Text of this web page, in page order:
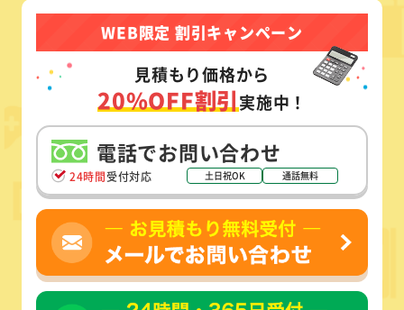
WEB限定 割引キャンペーン
見積もり価格から
20%OFF割引実施中！
電話でお問い合わせ
24時間受付対応 土日祝OK 通話無料